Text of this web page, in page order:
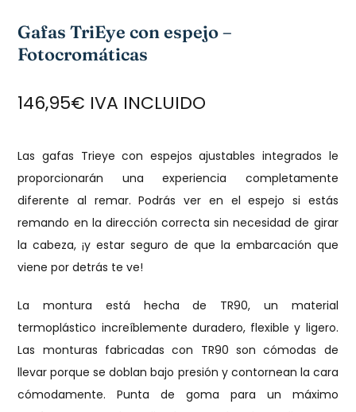
Gafas TriEye con espejo –
Fotocromáticas
146,95€ IVA INCLUIDO
Las gafas Trieye con espejos ajustables integrados le
proporcionarán una experiencia completamente
diferente al remar. Podrás ver en el espejo si estás
remando en la dirección correcta sin necesidad de girar
la cabeza, ¡y estar seguro de que la embarcación que
viene por detrás te ve!
La montura está hecha de TR90, un material
termoplástico increíblemente duradero, flexible y ligero.
Las monturas fabricadas con TR90 son cómodas de
llevar porque se doblan bajo presión y contornean la cara
cómodamente. Punta de goma para un máximo